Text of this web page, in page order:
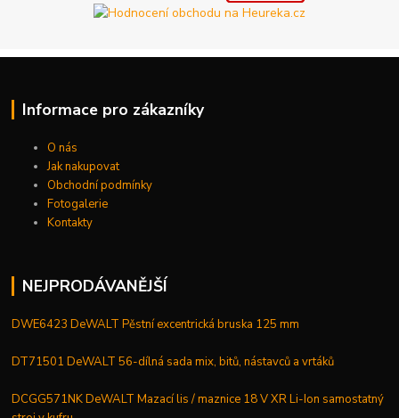
Informace pro zákazníky
O nás
Jak nakupovat
Obchodní podmínky
Fotogalerie
Kontakty
NEJPRODÁVANĚJŠÍ
DWE6423 DeWALT Pěstní excentrická bruska 125 mm
DT71501 DeWALT 56-dílná sada mix, bitů, nástavců a vrtáků
DCGG571NK DeWALT Mazací lis / maznice 18 V XR Li-Ion samostatný